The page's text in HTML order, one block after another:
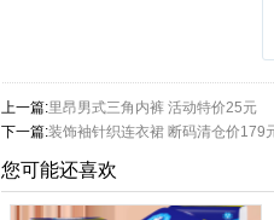
上一篇:里昂男式三角内裤 活动特价25元
下一篇:装饰袖针织连衣裙 断码清仓价179
您可能还喜欢